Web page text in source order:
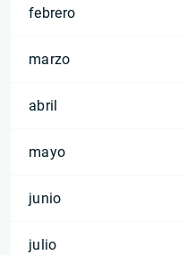
febrero
marzo
abril
mayo
junio
julio